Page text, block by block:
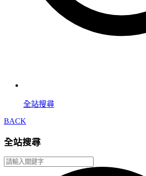
全站搜尋
BACK
全站搜尋